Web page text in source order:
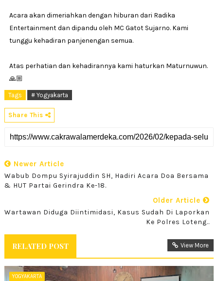
Acara akan dimeriahkan dengan hiburan dari Radika
Entertainment dan dipandu oleh MC Gatot Sujarno. Kami
tunggu kehadiran panjenengan semua.
Atas perhatian dan kehadirannya kami haturkan Maturnuwun.
🙏🏼
Tags # Yogyakarta
Share This
Newer Article
Wabub Dompu Syirajuddin SH, Hadiri Acara Doa Bersama
& HUT Partai Gerindra Ke-18.
Older Article
Wartawan Diduga Diintimidasi, Kasus Sudah Di Laporkan
Ke Polres Loteng..
RELATED POST View More
YOGYAKARTA